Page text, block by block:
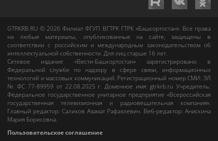
GTRKRB.RU © 2026Филиал ФГУП ВГТРК ГТРК «Башкортостан». Все права
на любые материалы, опубликованные на сайте, защищены в
соответствии с российским и международным законодательством об
интеллектуальной собственности. Для лиц старше 16 лет.
Сетевое издание «Вести-Башкортостан»зарегистрировано в
Федеральной службе по надзору в сфере связи, информационных
технологий и массовых коммуникаций. Регистрационный номер СМИ: ЭЛ
№ ФС 77-89959 от 22.08.2025 г. Доменное имя:gtrkrb.ru Учредитель:
Федеральное государственное унитарное предприятие «Всероссийская
государственная телевизионная и радиовещательная компания».
Главный редактор:Салихов Азамат Рафаэлевич. Веб-редактор:Анискина
Мария Борисовна.
Пользовательское соглашение